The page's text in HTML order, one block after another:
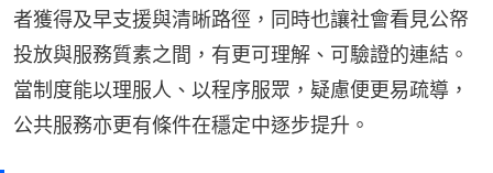
者獲得及早支援與清晰路徑，同時也讓社會看見公帑
投放與服務質素之間，有更可理解、可驗證的連結。
當制度能以理服人、以程序服眾，疑慮便更易疏導，
公共服務亦更有條件在穩定中逐步提升。